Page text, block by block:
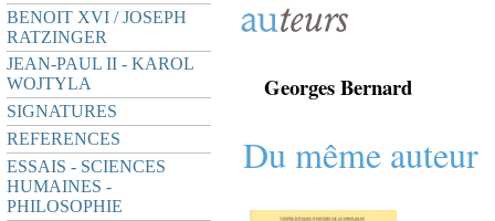
BENOIT XVI / JOSEPH
RATZINGER
JEAN-PAUL II - KAROL
WOJTYLA
SIGNATURES
REFERENCES
ESSAIS - SCIENCES
HUMAINES -
PHILOSOPHIE
Georges Bernard
Du même auteur